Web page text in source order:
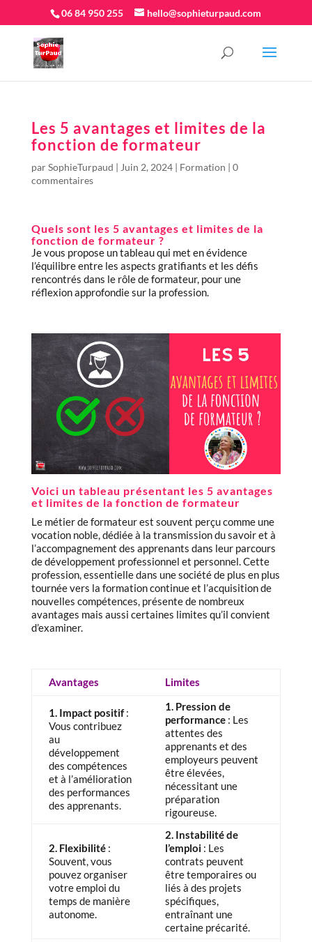
06 84 950 255 hello@sophieturpaud.com
Les 5 avantages et limites de la
fonction de formateur
parSophieTurpaud | Juin 2, 2024| Formation | 0
commentaires
Quels sont les 5 avantages et limites de la
fonction de formateur ?
Je vous propose un tableau qui met en évidence
l’équilibre entre les aspects gratifiants et les défis
rencontrés dans le rôle de formateur, pour une
réflexion approfondie sur la profession.
Voici un tableau présentant les 5 avantages
et limites de la fonction de formateur
Le métier de formateur est souvent perçu comme une
vocation noble, dédiée à la transmission du savoir et à
l’accompagnement des apprenants dans leur parcours
de développement professionnel et personnel. Cette
profession, essentielle dans une société de plus en plus
tournée vers la formation continue et l’acquisition de
nouvelles compétences, présente de nombreux
avantages mais aussi certaines limites qu’il convient
d’examiner.
Avantages Limites
1. Impact positif:
Vous contribuez
au
développement
des compétences
et à l’amélioration
des performances
des apprenants.
1. Pression de
performance: Les
attentes des
apprenants et des
employeurs peuvent
être élevées,
nécessitant une
préparation
rigoureuse.
2. Flexibilité:
Souvent, vous
pouvez organiser
votre emploi du
temps de manière
autonome.
2. Instabilité de
l’emploi: Les
contrats peuvent
être temporaires ou
liés à des projets
spécifiques,
entraînant une
certaine précarité.